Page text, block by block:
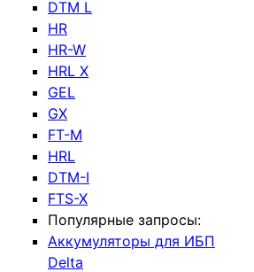
DTM L
HR
HR-W
HRL X
GEL
GX
FT-M
HRL
DTM-I
FTS-X
Популярные запросы:
Аккумуляторы для ИБП
Delta